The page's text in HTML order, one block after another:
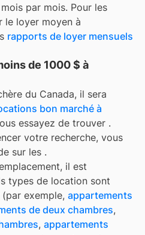
par mois. Pour les
le loyer moyen à
rapports de loyer mensuels
de 1000 $ à
du Canada, il sera
bon marché à
essayez de trouver .
votre recherche, vous
sur les .
il est
types de location sont
(par exemple, appartements
de deux chambres,
, appartements